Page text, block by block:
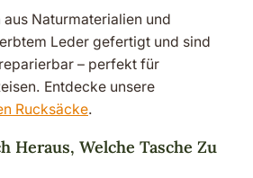
Naturmaterialien und
Leder gefertigt und sind
– perfekt für
Entdecke unsere
Rucksäcke.
Heraus, Welche Tasche Zu